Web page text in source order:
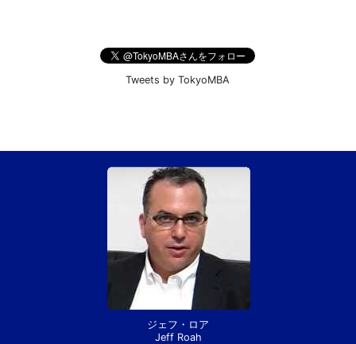
Tweets by TokyoMBA
ジェフ・ロア
Jeff Roah